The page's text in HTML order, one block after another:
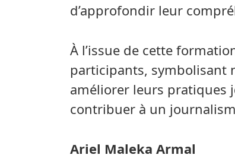
d’approfondir leur
À l’issue de cette
participants, symbolisant
améliorer leurs pratiques
contribuer à un
Ariel Maleka Armal